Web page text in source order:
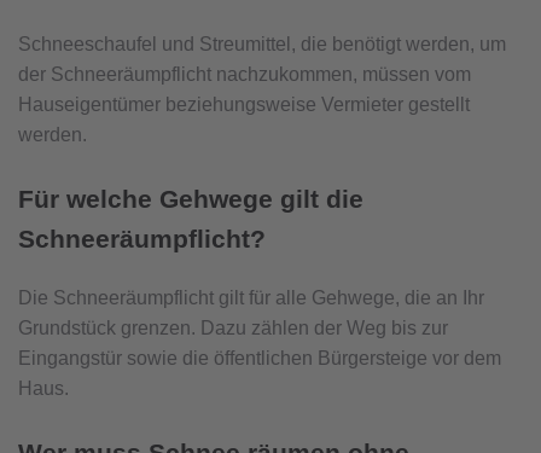
Schneeschaufel und Streumittel, die benötigt werden, um
der Schneeräumpflicht nachzukommen, müssen vom
Hauseigentümer beziehungsweise Vermieter gestellt
werden.
Für welche Gehwege gilt die
Schneeräumpflicht?
Die Schneeräumpflicht gilt für alle Gehwege, die an Ihr
Grundstück grenzen. Dazu zählen der Weg bis zur
Eingangstür sowie die öffentlichen Bürgersteige vor dem
Haus.